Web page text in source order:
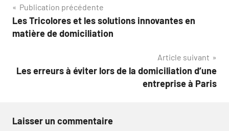
Navigation
de
Publication précédente
Les Tricolores et les solutions innovantes en
matière de domiciliation
Article suivant
Les erreurs à éviter lors de la domiciliation d’une
entreprise à Paris
Laisser un commentaire